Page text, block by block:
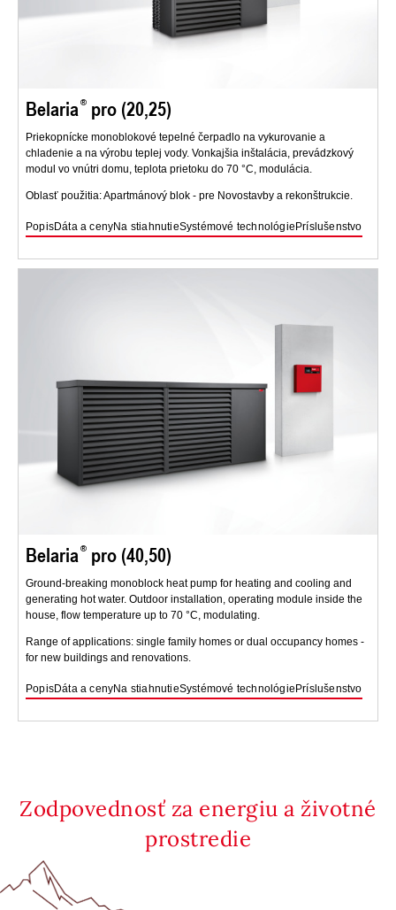
Belaria pro (20,25)
Priekopnícke monoblokové tepelné čerpadlo na vykurovanie a
chladenie a na výrobu teplej vody. Vonkajšia inštalácia, prevádzkový
modul vo vnútri domu, teplota prietoku do 70 °C, modulácia.
Oblasť použitia: Apartmánový blok - pre Novostavby a rekonštrukcie.
PopisDáta a cenyNa stiahnutieSystémové technológie Príslušenstvo
Belaria pro (40,50)
Ground-breaking monoblock heat pump for heating and cooling and
generating hot water. Outdoor installation, operating module inside the
house, flow temperature up to 70 °C, modulating.
Range of applications: single family homes or dual occupancy homes -
for new buildings and renovations.
PopisDáta a cenyNa stiahnutieSystémové technológie Príslušenstvo
Zodpovednosť za energiu a životné
prostredie